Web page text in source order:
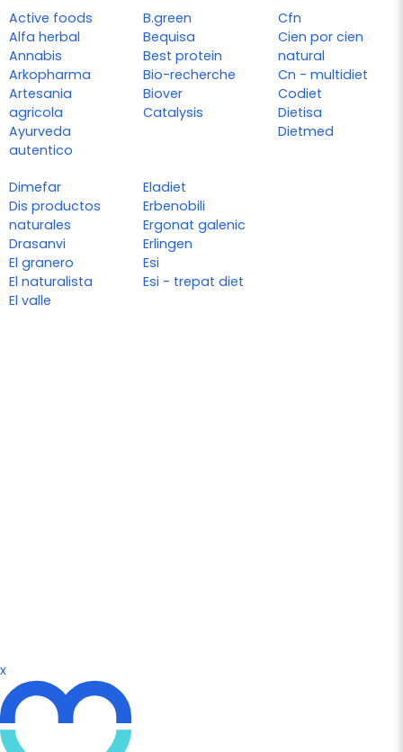
Active foods
Alfa herbal
Annabis
Arkopharma
Artesania
agricola
Ayurveda
autentico
B.green
Bequisa
Best protein
Bio-recherche
Biover
Catalysis
Cfn
Cien por cien
natural
Cn - multidiet
Codiet
Dietisa
Dietmed
Dimefar
Dis productos
naturales
Drasanvi
El granero
El naturalista
El valle
Eladiet
Erbenobili
Ergonat galenic
Erlingen
Esi
Esi - trepat diet
x